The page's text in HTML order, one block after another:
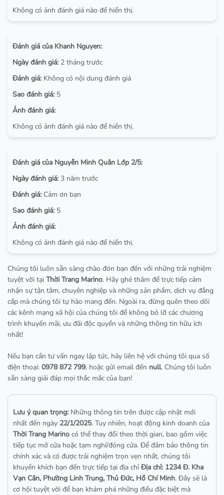
Không có ảnh đánh giá nào để hiển thị.
Đánh giá của Khanh Nguyen:
Ngày đánh giá: 2 tháng trước
Đánh giá: Không có nội dung đánh giá
Sao đánh giá: 5
Ảnh đánh giá:
Không có ảnh đánh giá nào để hiển thị.
Đánh giá của Nguyễn Minh Quân Lớp 2/5:
Ngày đánh giá: 3 năm trước
Đánh giá: Cảm ơn bạn
Sao đánh giá: 5
Ảnh đánh giá:
Không có ảnh đánh giá nào để hiển thị.
Chúng tôi luôn sẵn sàng chào đón bạn đến với những trải nghiệm
tuyệt vời tại Thời Trang Marino. Hãy ghé thăm để trực tiếp cảm
nhận sự tận tâm, chuyên nghiệp và những sản phẩm, dịch vụ đẳng
cấp mà chúng tôi tự hào mang đến. Ngoài ra, đừng quên theo dõi
các kênh mạng xã hội của chúng tôi để không bỏ lỡ các chương
trình khuyến mãi, ưu đãi độc quyền và những thông tin hữu ích
nhất!
Nếu bạn cần tư vấn ngay lập tức, hãy liên hệ với chúng tôi qua số
điện thoại: 0978 872 799, hoặc gửi email đến null. Chúng tôi luôn
sẵn sàng giải đáp mọi thắc mắc của bạn!
Lưu ý quan trọng: Những thông tin trên được cập nhật mới
nhất đến ngày 22/1/2025. Tuy nhiên, hoạt động kinh doanh của
Thời Trang Marino có thể thay đổi theo thời gian, bao gồm việc
tiếp tục mở cửa hoặc tạm nghỉ/đóng cửa. Để đảm bảo thông tin
chính xác và có được trải nghiệm trọn vẹn nhất, chúng tôi
khuyến khích bạn đến trực tiếp tại địa chỉ Địa chỉ: 1234 Đ. Kha
Vạn Cân, Phường Linh Trung, Thủ Đức, Hồ Chí Minh. Đây sẽ là
cơ hội tuyệt vời để bạn khám phá những điều đặc biệt mà